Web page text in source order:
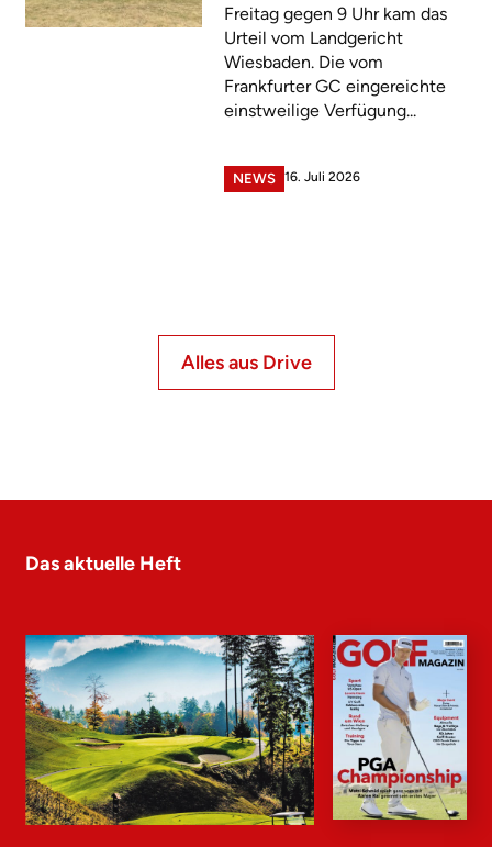
Freitag gegen 9 Uhr kam das
Urteil vom Landgericht
Wiesbaden. Die vom
Frankfurter GC eingereichte
einstweilige Verfügung...
NEWS 16. Juli 2026
Alles aus Drive
Das aktuelle Heft